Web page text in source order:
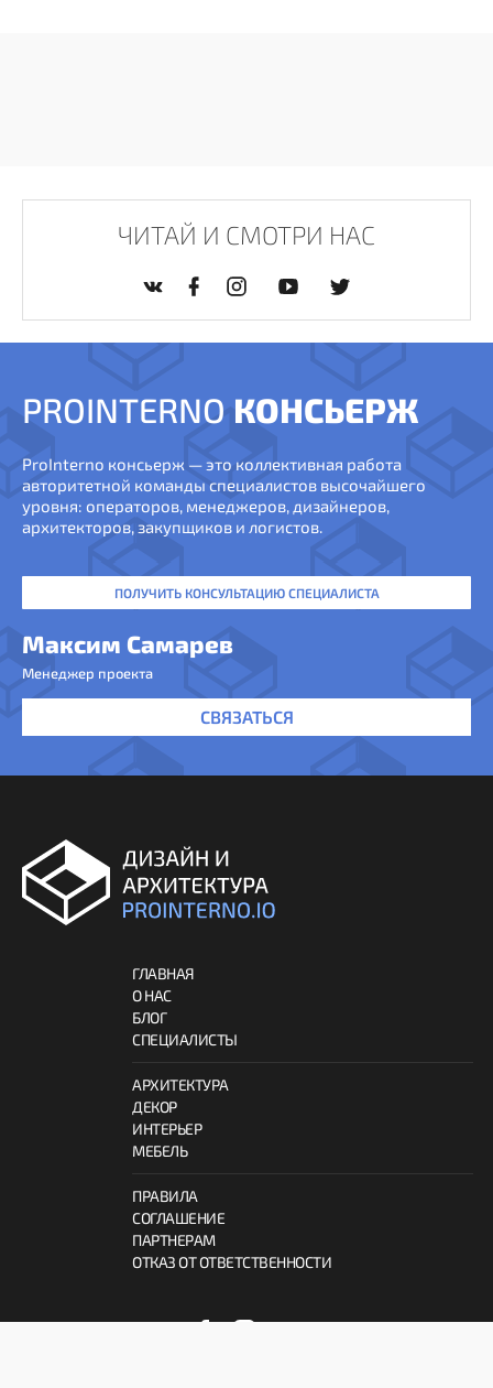
ЧИТАЙ И СМОТРИ НАС
PROINTERNO КОНСЬЕРЖ
ProInterno консьерж — это коллективная работа
авторитетной команды специалистов высочайшего
уровня: операторов, менеджеров, дизайнеров,
архитекторов, закупщиков и логистов.
ПОЛУЧИТЬ КОНСУЛЬТАЦИЮ СПЕЦИАЛИСТА
Максим Самарев
Менеджер проекта
СВЯЗАТЬСЯ
ГЛАВНАЯ
О НАС
БЛОГ
СПЕЦИАЛИСТЫ
АРХИТЕКТУРА
ДЕКОР
ИНТЕРЬЕР
МЕБЕЛЬ
ПРАВИЛА
СОГЛАШЕНИЕ
ПАРТНЕРАМ
ОТКАЗ ОТ ОТВЕТСТВЕННОСТИ